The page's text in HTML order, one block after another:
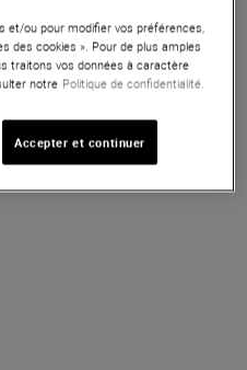
et/ou pour modifier vos préférences,
des cookies ». Pour de plus amples
traitons vos données à caractère
notre Politique de confidentialité.
Accepter et continuer